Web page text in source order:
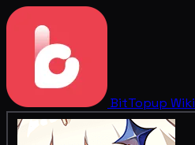
BitTopup Wiki